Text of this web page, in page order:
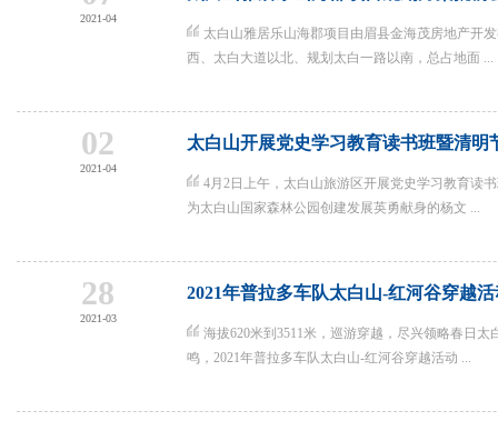
2021-04
太白山雅居乐山海郡项目由眉县金海茂房地产开
西、太白大道以北、规划太白一路以南，总占地面 ...
02
2021-04
太白山开展党史学习教育读书班暨清明
4月2日上午，太白山旅游区开展党史学习教育读
为太白山国家森林公园创建发展英勇献身的杨文 ...
28
2021-03
2021年普拉多车队太白山-红河谷穿越
海拔620米到3511米，巡游穿越，尽兴领略春日
鸣，2021年普拉多车队太白山-红河谷穿越活动 ...